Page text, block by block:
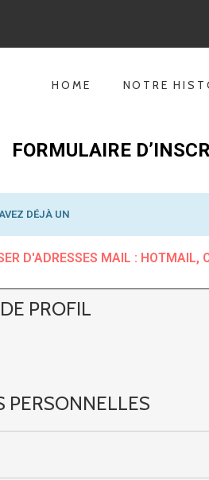
HOME NOTRE
FORMULAIRE
DÉJÀ UN
D'ADRESSES MAIL :
PROFIL
PERSONNELLES